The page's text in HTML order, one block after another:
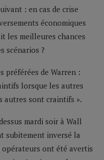
: en cas de crise
économiques
les meilleures chances
scénarios ?
préférées de Warren :
lorsque les autres
autres sont craintifs ».
mardi soir à Wall
subitement inversé la
opérateurs ont été avertis